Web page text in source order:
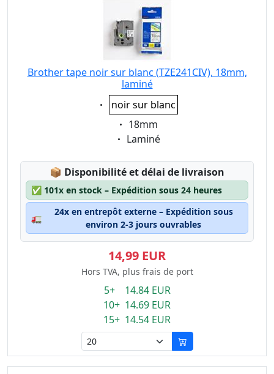
Brother tape noir sur blanc (TZE241CIV), 18mm,
laminé
Eigenschaft:
noir sur blanc
Eigenschaft:
18mm
Eigenschaft:
Laminé
📦 Lagerstatus:
Disponibilité et délai de livraison
✅ 101x en stock – Expédition sous 24 heures
🚛
24x en entrepôt externe – Expédition sous
environ 2-3 jours ouvrables
14,99 EUR
Hors TVA, plus frais de port
5+ 14.84 EUR
10+ 14.69 EUR
15+ 14.54 EUR